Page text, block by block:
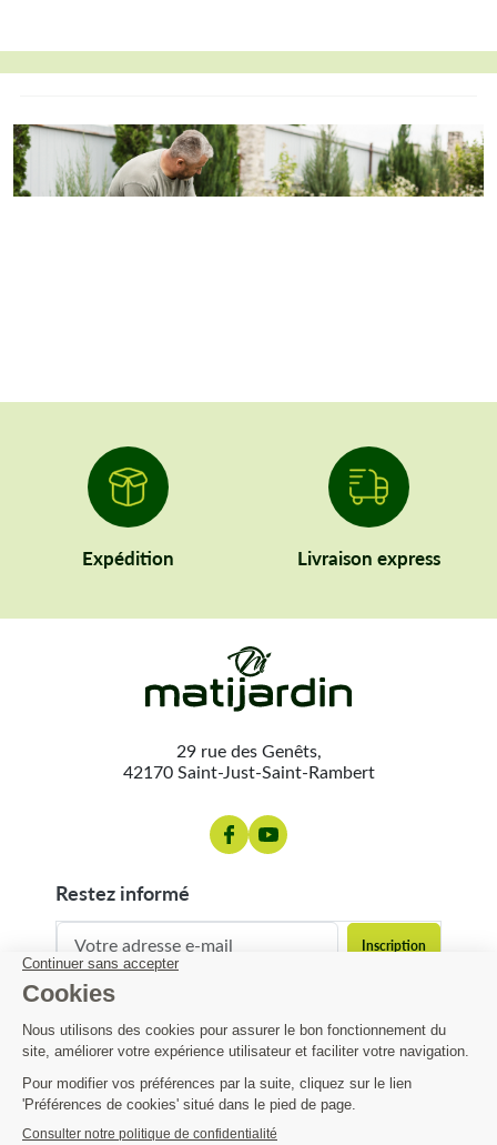
Expédition Livraison express
29 rue des Genêts,
42170 Saint-Just-Saint-Rambert
restez informé
contact@matijardin.fr 04 81 120 120
Matijardin